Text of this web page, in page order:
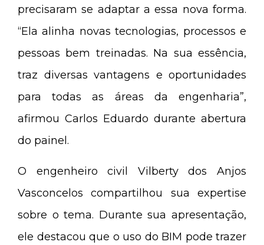
precisaram se adaptar a essa nova forma.
“Ela alinha novas tecnologias, processos e
pessoas bem treinadas. Na sua essência,
traz diversas vantagens e oportunidades
para todas as áreas da engenharia”,
afirmou Carlos Eduardo durante abertura
do painel.
O engenheiro civil Vilberty dos Anjos
Vasconcelos compartilhou sua expertise
sobre o tema. Durante sua apresentação,
ele destacou que o uso do BIM pode trazer